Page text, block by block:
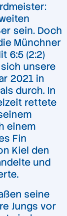
sein. Doch
Münchner
6:5 (2:2)
unsere
2021 in
durch. In
rettete
einem
Fin
Kiel den
und
seine
Jungs vor